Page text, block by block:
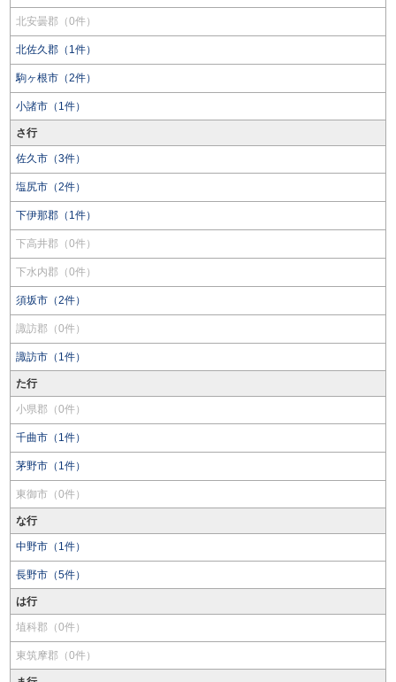
北安曇郡（0件）
北佐久郡（1件）
駒ヶ根市（2件）
小諸市（1件）
さ行
佐久市（3件）
塩尻市（2件）
下伊那郡（1件）
下高井郡（0件）
下水内郡（0件）
須坂市（2件）
諏訪郡（0件）
諏訪市（1件）
た行
小県郡（0件）
千曲市（1件）
茅野市（1件）
東御市（0件）
な行
中野市（1件）
長野市（5件）
は行
埴科郡（0件）
東筑摩郡（0件）